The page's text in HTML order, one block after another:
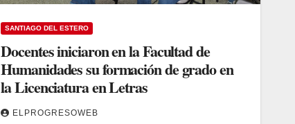
SANTIAGO DEL ESTERO
Docentes iniciaron en la Facultad de
Humanidades su formación de grado en
la Licenciatura en Letras
ELPROGRESOWEB